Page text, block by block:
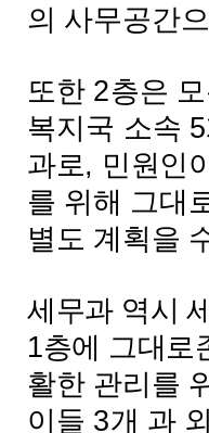
의 사무공간
또한 2층은
복지국 소속 5
과로, 민원인
를 위해 그대
별도 계획을
세무과 역시
1층에 그대로
활한 관리를
이들 3개 과